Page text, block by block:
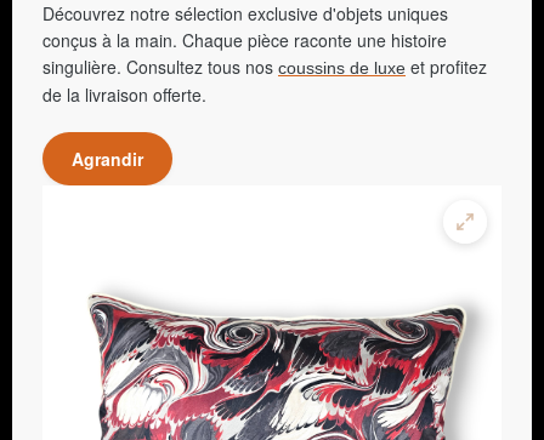
Découvrez notre sélection exclusive d'objets uniques
conçus à la main. Chaque pièce raconte une histoire
singulière. Consultez tous nos coussins de luxe et profitez
de la livraison offerte.
Agrandir